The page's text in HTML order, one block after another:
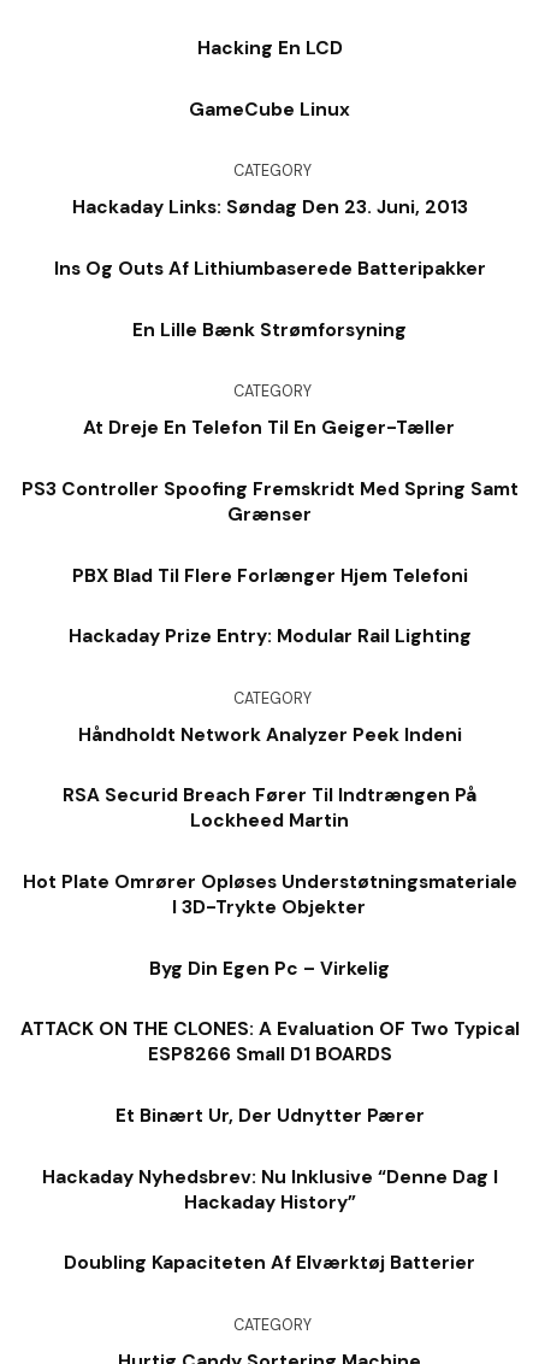
Hacking En LCD
GameCube Linux
CATEGORY
Hackaday Links: Søndag Den 23. Juni, 2013
Ins Og Outs Af Lithiumbaserede Batteripakker
En Lille Bænk Strømforsyning
CATEGORY
At Dreje En Telefon Til En Geiger-Tæller
PS3 Controller Spoofing Fremskridt Med Spring Samt
Grænser
PBX Blad Til Flere Forlænger Hjem Telefoni
Hackaday Prize Entry: Modular Rail Lighting
CATEGORY
Håndholdt Network Analyzer Peek Indeni
RSA Securid Breach Fører Til Indtrængen På
Lockheed Martin
Hot Plate Omrører Opløses Understøtningsmateriale
I 3D-Trykte Objekter
Byg Din Egen Pc – Virkelig
ATTACK ON THE CLONES: A Evaluation OF Two Typical
ESP8266 Small D1 BOARDS
Et Binært Ur, Der Udnytter Pærer
Hackaday Nyhedsbrev: Nu Inklusive “denne Dag I
Hackaday History”
Doubling Kapaciteten Af ​​elværktøj Batterier
CATEGORY